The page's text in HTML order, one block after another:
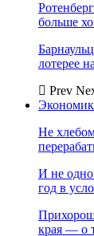
больше
лотерее
Prev
Не
И не
год в
края — о